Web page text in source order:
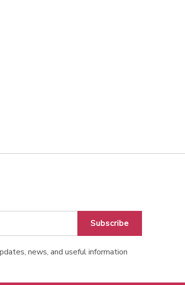
Subscribe
news, and useful information